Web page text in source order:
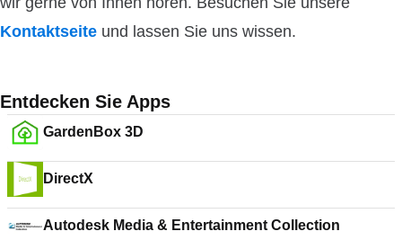
Kontaktseite und lassen Sie uns wissen.
Entdecken Sie Apps
GardenBox 3D
DirectX
Autodesk Media & Entertainment Collection